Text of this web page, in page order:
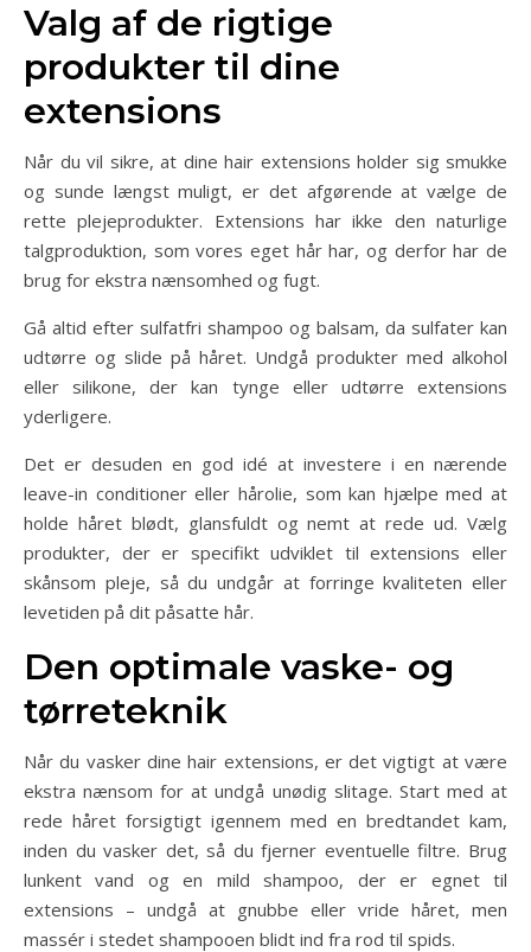
Valg af de rigtige
produkter til dine
extensions
Når du vil sikre, at dine hair extensions holder sig smukke
og sunde længst muligt, er det afgørende at vælge de
rette plejeprodukter. Extensions har ikke den naturlige
talgproduktion, som vores eget hår har, og derfor har de
brug for ekstra nænsomhed og fugt.
Gå altid efter sulfatfri shampoo og balsam, da sulfater kan
udtørre og slide på håret. Undgå produkter med alkohol
eller silikone, der kan tynge eller udtørre extensions
yderligere.
Det er desuden en god idé at investere i en nærende
leave-in conditioner eller hårolie, som kan hjælpe med at
holde håret blødt, glansfuldt og nemt at rede ud. Vælg
produkter, der er specifikt udviklet til extensions eller
skånsom pleje, så du undgår at forringe kvaliteten eller
levetiden på dit påsatte hår.
Den optimale vaske- og
tørreteknik
Når du vasker dine hair extensions, er det vigtigt at være
ekstra nænsom for at undgå unødig slitage. Start med at
rede håret forsigtigt igennem med en bredtandet kam,
inden du vasker det, så du fjerner eventuelle filtre. Brug
lunkent vand og en mild shampoo, der er egnet til
extensions – undgå at gnubbe eller vride håret, men
massér i stedet shampooen blidt ind fra rod til spids.